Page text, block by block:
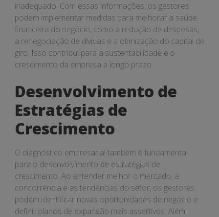
inadequado. Com essas informações, os gestores
podem implementar medidas para melhorar a saúde
financeira do negócio, como a redução de despesas,
a renegociação de dívidas e a otimização do capital de
giro. Isso contribui para a sustentabilidade e o
crescimento da empresa a longo prazo.
Desenvolvimento de
Estratégias de
Crescimento
O diagnóstico empresarial também é fundamental
para o desenvolvimento de estratégias de
crescimento. Ao entender melhor o mercado, a
concorrência e as tendências do setor, os gestores
podem identificar novas oportunidades de negócio e
definir planos de expansão mais assertivos. Além